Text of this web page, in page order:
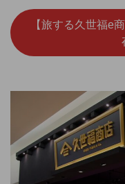
【旅する久世福e